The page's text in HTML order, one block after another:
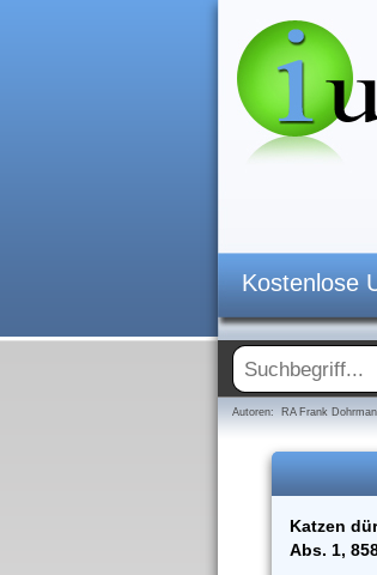
Kostenlose
Autoren: RA Frank
Katzen
Abs. 1,